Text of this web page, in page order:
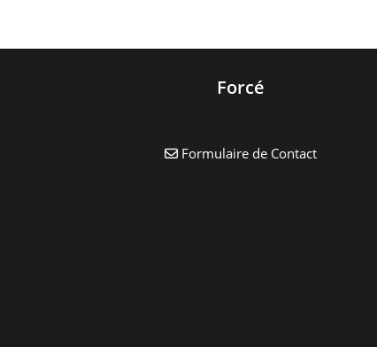
Forcé
Formulaire de Contact